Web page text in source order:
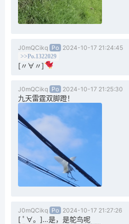
J0mQCikq Po 2024-10-17 21:24:45
>>Po.1322029
[〃∀〃]
J0mQCikq Po 2024-10-17 21:25:30
九天雷霆双脚蹬！
J0mQCikq Po 2024-10-17 21:27:26
[ ﾟ∀。]…是，是鸵鸟呢